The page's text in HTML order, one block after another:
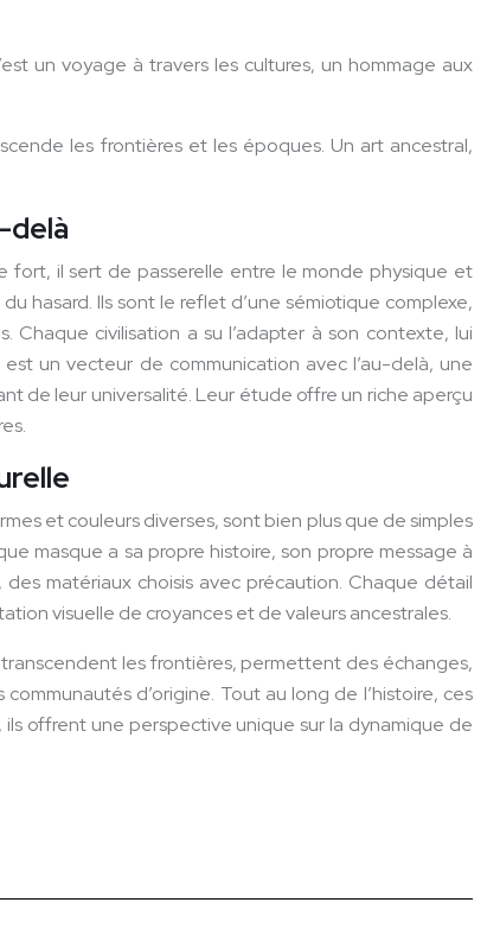
un voyage à travers les cultures, un hommage aux
les frontières et les époques. Un art ancestral,
delà
fort, il sert de passerelle entre le monde physique et
hasard. Ils sont le reflet d’une sémiotique complexe,
civilisation a su l’adapter à son contexte, lui
un vecteur de communication avec l’au-delà, une
de leur universalité. Leur étude offre un riche aperçu
et couleurs diverses, sont bien plus que de simples
masque a sa propre histoire, son propre message à
matériaux choisis avec précaution. Chaque détail
visuelle de croyances et de valeurs ancestrales.
les frontières, permettent des échanges,
d’origine. Tout au long de l’histoire, ces
offrent une perspective unique sur la dynamique de